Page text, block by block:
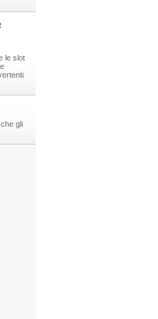
le slot
gli